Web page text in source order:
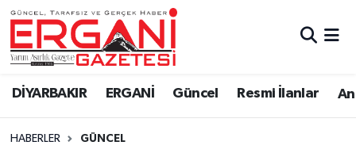
DİYARBAKIR ERGANİ Güncel Resmi İlanlar
HABERLER GÜNCEL
DİYARBAKIR
BİSMİL
BAĞLAR
ERGANİ
Güncel
Ergani Nöbetçi Eczaneler
Ergani Hava Durumu
Ergani Trafik Yoğunluk Haritası